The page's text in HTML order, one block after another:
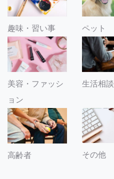
趣味・習い事 ペット
美容・ファッシ
ョン
生活相談
高齢者 その他